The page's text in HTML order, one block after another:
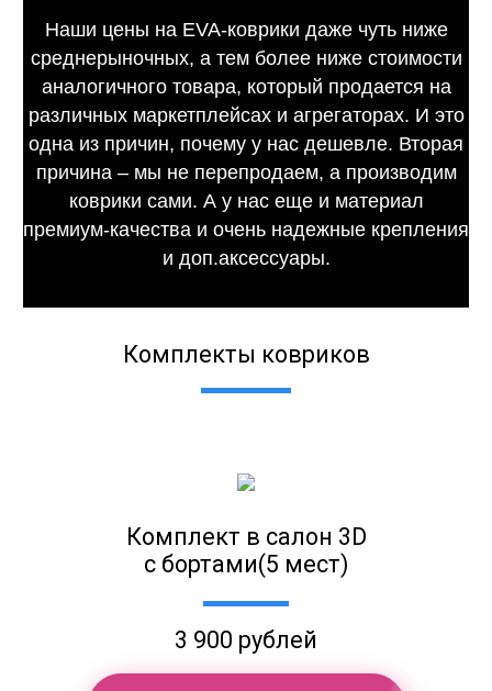
Наши цены на EVA-коврики даже чуть ниже
среднерыночных, а тем более ниже стоимости
аналогичного товара, который продается на
различных маркетплейсах и агрегаторах. И это
одна из причин, почему у нас дешевле. Вторая
причина – мы не перепродаем, а производим
коврики сами. А у нас еще и материал
премиум-качества и очень надежные крепления
и доп.аксессуары.
Комплекты ковриков
Комплект в салон 3D
с бортами(5 мест)
3 900 рублей